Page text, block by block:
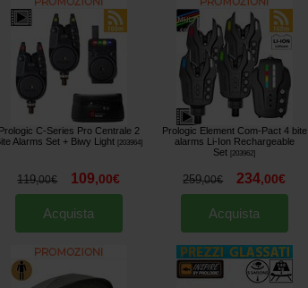
C-Series Pro Centrale 2
Alarms Set + Biwy Light [203964]
119,00€ 109,00€
Acquista
Prologic Element Com-Pact 4 bite
alarms Li-Ion Rechargeable
Set [203962]
259,00€ 234,00€
Acquista